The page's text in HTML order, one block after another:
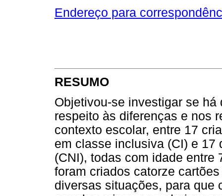
Endereço para
RESUMO
Objetivou-se investigar se
respeito às diferenças e nos
contexto escolar, entre 17
em classe inclusiva (CI) e
(CNI), todas com idade entre
foram criados catorze
diversas situações, para que